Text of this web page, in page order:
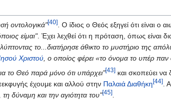
οντολογικά"[40]. Ο ίδιος ο Θεός εξηγεί ότι είναι
είμαι". Έχει λεχθεί ότι η πρόταση, όπως είναι
το...διατήρησε άθικτο το μυστήριο της
Χριστού, ο οποίος φέρει «το όνομα το υπέρ
το Θεό παρά μόνο ότι υπάρχει"[43] και σκοπεύει να
έχουμε και αλλού στην Παλαιά Διαθήκη[44].
τη δύναμη και την αγιότητα του"[45].